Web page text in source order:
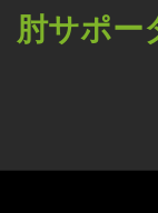
肘サポー